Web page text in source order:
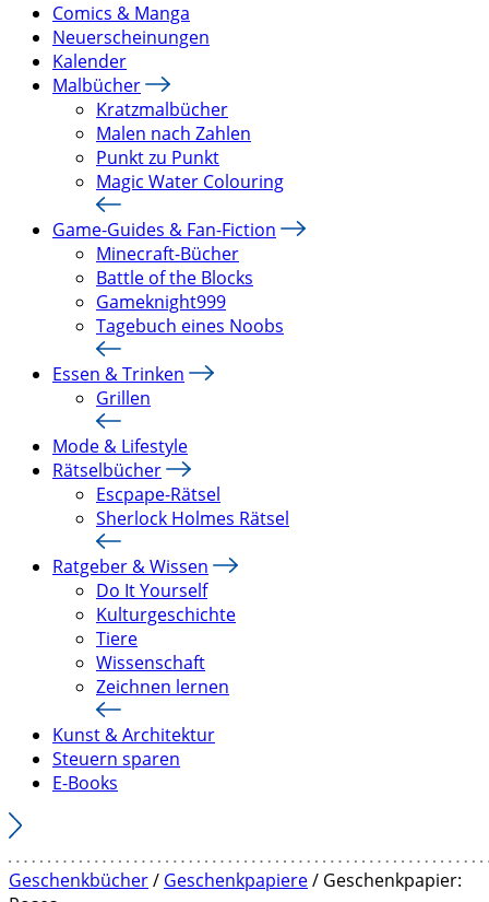
Comics & Manga
Neuerscheinungen
Kalender
Malbücher
Kratzmalbücher
Malen nach Zahlen
Punkt zu Punkt
Magic Water Colouring
Game-Guides & Fan-Fiction
Minecraft-Bücher
Battle of the Blocks
Gameknight999
Tagebuch eines Noobs
Essen & Trinken
Grillen
Mode & Lifestyle
Rätselbücher
Escpape-Rätsel
Sherlock Holmes Rätsel
Ratgeber & Wissen
Do It Yourself
Kulturgeschichte
Tiere
Wissenschaft
Zeichnen lernen
Kunst & Architektur
Steuern sparen
E-Books
Geschenkbücher/ Geschenkpapiere/ Geschenkpapier: